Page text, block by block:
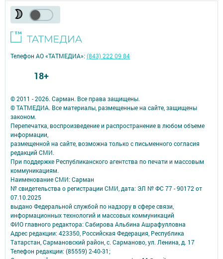
© 2011 - 2026. Сарман. Все права защищены.
© ТАТМЕДИА. Все материалы, размещенные на сайте, защищены
законом.
Перепечатка, воспроизведение и распространение в любом объеме
информации,
размещенной на сайте, возможна только с письменного согласия
редакций СМИ.
При поддержке Республиканского агентства по печати и массовым
коммуникациям.
Наименование СМИ: Сарман
№ свидетельства о регистрации СМИ, дата: ЭЛ № ФС 77 - 90172 от
07.10.2025
выдано Федеральной службой по надзору в сфере связи,
информационных технологий и массовых коммуникаций
ФИО главного редактора: Сабирова Альбина Ашрафулловна
Адрес редакции: 423350, Российская Федерация, Республика
Татарстан, Сармановский район, с. Сарманово, ул. Ленина, д. 17
Телефон редакции: (85559) 2-40-31;
Телефон АО «ТАТМЕДИА»:(843) 222 09 84
18+